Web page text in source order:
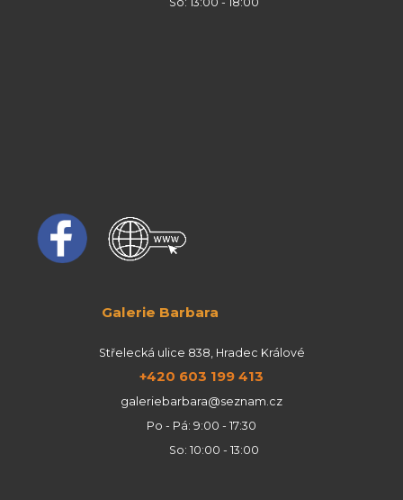
Galerie Barbara
Střelecká ulice 838, Hradec Králové
+420 603 199 413
galeriebarbara@seznam.cz
Po - Pá: 9:00 - 17:30
So: 10:00 - 13:00